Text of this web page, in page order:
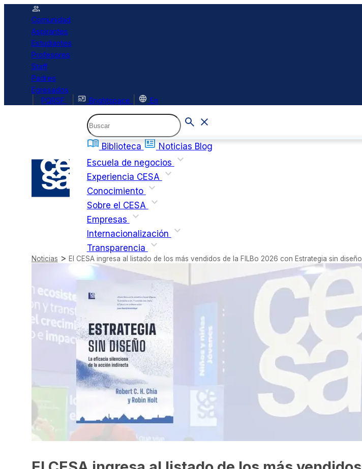
Comunidad
Aspirantes
Estudiantes
Profesores
Staff
Padres
Egresados
PQRSF Brightspace En
Biblioteca Noticias Blog
Escuela de negocios
Experiencia CESA
Conocimiento
Sobre el CESA
Empresas
Internacionalización
Transparencia
Noticias > El CESA ingresa al listado de los más vendidos de la FILBo 2026 con Estrategia sin